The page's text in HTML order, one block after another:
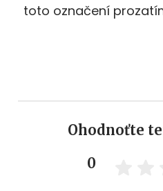
toto označení
Ohodnoťte
0